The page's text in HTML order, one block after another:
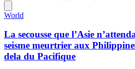
World
La secousse que l’Asie
seisme meurtrier aux
dela du Pacifique